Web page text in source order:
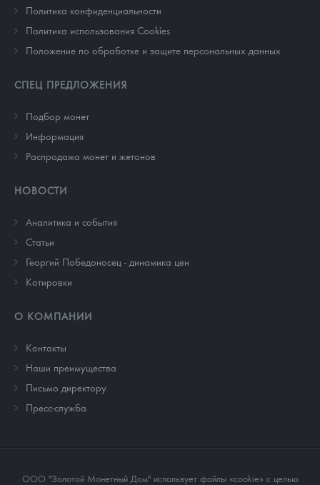
Политика конфиденциальности
Политика использования Cookies
Положение по обработке и защите персональных данных
СПЕЦ ПРЕДЛОЖЕНИЯ
Подбор монет
Информация
Распродажа монет и жетонов
НОВОСТИ
Аналитика и события
Cтатьи
Георгий Победоносец - динамика цен
Котировки
О КОМПАНИИ
Контакты
Наши преимущества
Письмо директору
Пресс-служба
ООО "Золотой Монетный Дом" использует файлы «cookie» с целью